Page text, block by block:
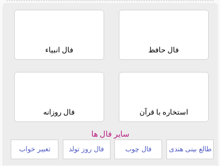
فال حافظ فال انبیاء
استخاره با قرآن فال روزانه
سایر فال ها
طالع بینی هندی فال چوب فال روز تولد تعبیر خواب